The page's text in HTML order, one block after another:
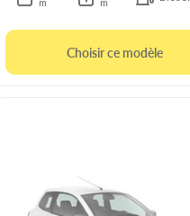
m
m
Choisir ce modèle